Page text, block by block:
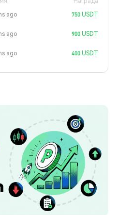
ago 750 USDT
ago 900 USDT
ago 400 USDT